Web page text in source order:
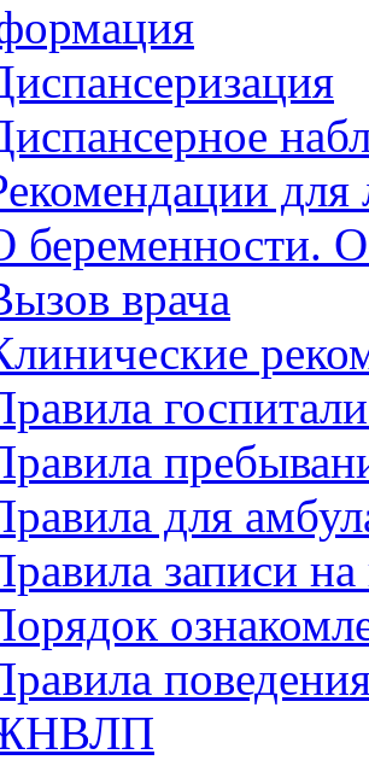
для
беременности.
врача
для
записи